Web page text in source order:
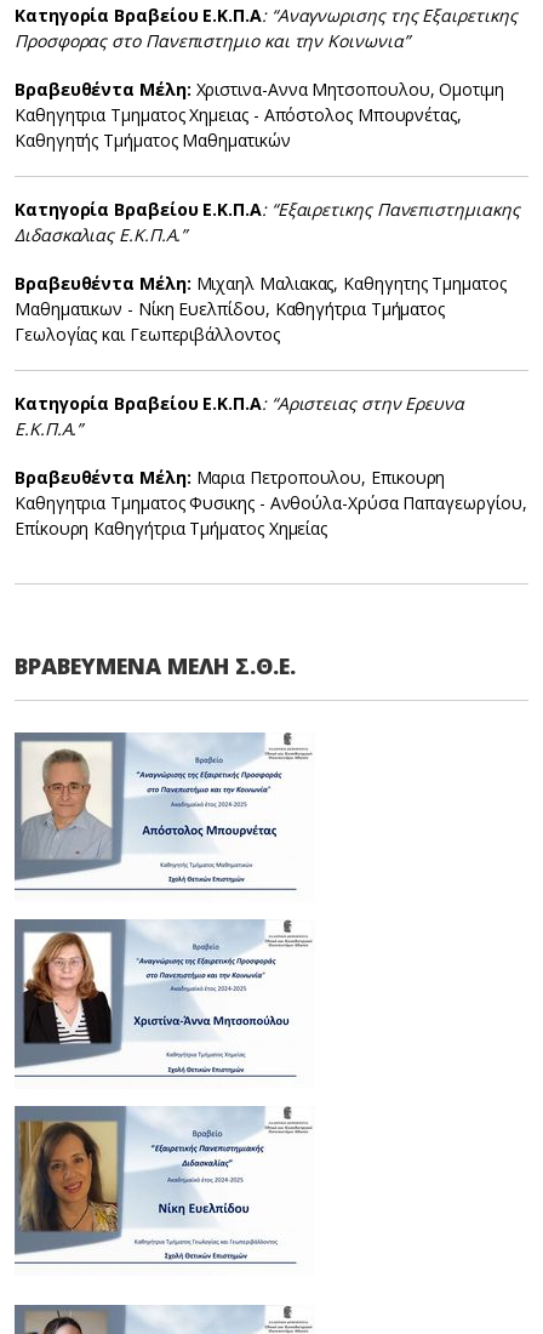
Κατηγορία Βραβείου Ε.Κ.Π.Α: “Αναγνωρισης της Εξαιρετικης
Προσφορας στο Πανεπιστημιο και την Κοινωνια”
Βραβευθέντα Μέλη: Χριστινα-Αννα Μητσοπουλου, Ομοτιμη
Καθηγητρια Τμηματος Χημειας - Απόστολος Μπουρνέτας,
Καθηγητής Τμήματος Μαθηματικών
Κατηγορία Βραβείου Ε.Κ.Π.Α: “Εξαιρετικης Πανεπιστημιακης
Διδασκαλιας Ε.Κ.Π.Α.”
Βραβευθέντα Μέλη: Μιχαηλ Μαλιακας, Καθηγητης Τμηματος
Μαθηματικων - Νίκη Ευελπίδου, Καθηγήτρια Τμήματος
Γεωλογίας και Γεωπεριβάλλοντος
Κατηγορία Βραβείου Ε.Κ.Π.Α: “Αριστειας στην Ερευνα
Ε.Κ.Π.Α.”
Βραβευθέντα Μέλη: Μαρια Πετροπουλου, Επικουρη
Καθηγητρια Τμηματος Φυσικης - Ανθούλα-Χρύσα Παπαγεωργίου,
Επίκουρη Καθηγήτρια Τμήματος Χημείας
ΒΡΑΒΕΥΜΕΝΑ ΜΕΛΗ Σ.Θ.Ε.